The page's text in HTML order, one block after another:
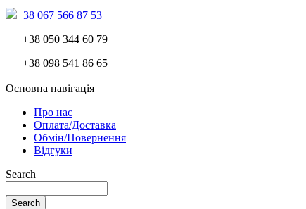
+38 067 566 87 53
+38 050 344 60 79
+38 098 541 86 65
Основна навігація
Про нас
Оплата/Доставка
Обмін/Повернення
Відгуки
Search
Search